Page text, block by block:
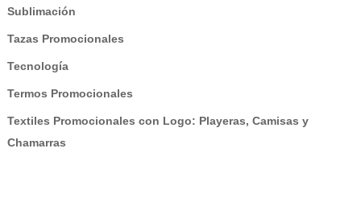
Sublimación
Tazas Promocionales
Tecnología
Termos Promocionales
Textiles Promocionales con Logo: Playeras, Camisas y
Chamarras